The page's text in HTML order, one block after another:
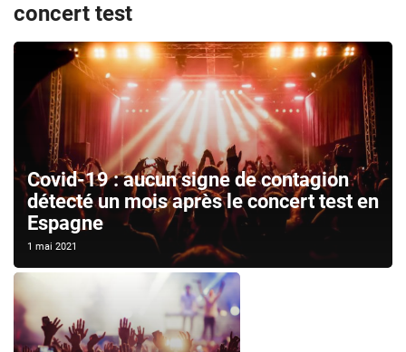
concert test
Covid-19 : aucun signe de contagion
détecté un mois après le concert test en
Espagne
1 mai 2021